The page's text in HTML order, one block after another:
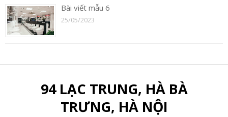
Bài viết mẫu 6
25/05/2023
94 LẠC TRUNG, HÀ BÀ
TRƯNG, HÀ NỘI